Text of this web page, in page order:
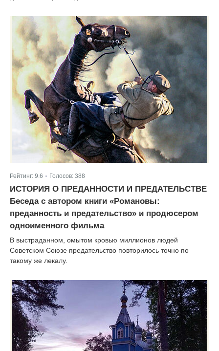
Рейтинг: 9.6 Голосов: 388
ИСТОРИЯ О ПРЕДАННОСТИ И ПРЕДАТЕЛЬСТВЕ
Беседа с автором книги «Романовы:
преданность и предательство» и продюсером
одноименного фильма
В выстраданном, омытом кровью миллионов людей
Советском Союзе предательство повторилось точно по
такому же лекалу.